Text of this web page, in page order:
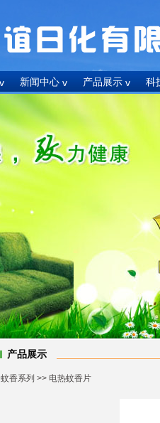
新闻中心 产品展示 科
产品展示
蚊香系列 >> 电热蚊香片